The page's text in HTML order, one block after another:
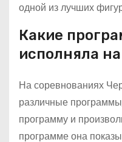
одной из лучших
Какие
исполняла
На соревнованиях
различные
программу и
программе она